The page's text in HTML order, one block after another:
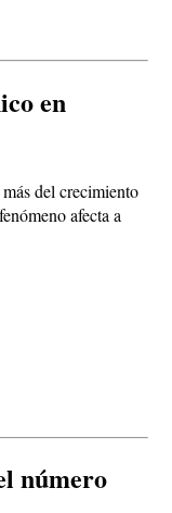
en
del crecimiento
afecta a
número